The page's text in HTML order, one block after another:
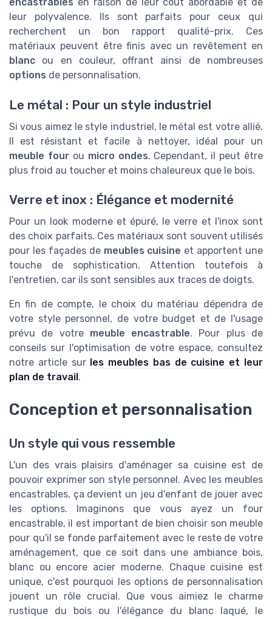
encastrables en raison de leur coût abordable et de
leur polyvalence. Ils sont parfaits pour ceux qui
recherchent un bon rapport qualité-prix. Ces
matériaux peuvent être finis avec un revêtement en
blanc ou en couleur, offrant ainsi de nombreuses
options de personnalisation.
Le métal : Pour un style industriel
Si vous aimez le style industriel, le métal est votre allié.
Il est résistant et facile à nettoyer, idéal pour un
meuble fourou micro ondes. Cependant, il peut être
plus froid au toucher et moins chaleureux que le bois.
Verre et inox : Élégance et modernité
Pour un look moderne et épuré, le verre et l'inox sont
des choix parfaits. Ces matériaux sont souvent utilisés
pour les façades de meubles cuisine et apportent une
touche de sophistication. Attention toutefois à
l'entretien, car ils sont sensibles aux traces de doigts.
En fin de compte, le choix du matériau dépendra de
votre style personnel, de votre budget et de l'usage
prévu de votre meuble encastrable. Pour plus de
conseils sur l'optimisation de votre espace, consultez
notre article sur les meubles bas de cuisine et leur
plan de travail.
Conception et personnalisation
Un style qui vous ressemble
L'un des vrais plaisirs d'aménager sa cuisine est de
pouvoir exprimer son style personnel. Avec les meubles
encastrables, ça devient un jeu d'enfant de jouer avec
les options. Imaginons que vous ayez un four
encastrable, il est important de bien choisir son meuble
pour qu'il se fonde parfaitement avec le reste de votre
aménagement, que ce soit dans une ambiance bois,
blanc ou encore acier moderne. Chaque cuisine est
unique, c'est pourquoi les options de personnalisation
jouent un rôle crucial. Que vous aimiez le charme
rustique du bois ou l'élégance du blanc laqué, le